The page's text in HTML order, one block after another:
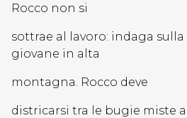
Rocco non si
sottrae al lavoro: indaga
giovane in alta
montagna. Rocco deve
districarsi tra le bugie miste